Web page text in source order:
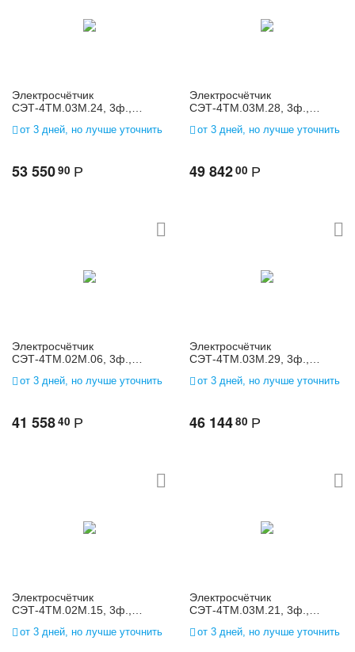
Электросчётчик
СЭТ-4ТМ.03М.24, 3ф.,
230)/(208-400), 1(2)
от 3 дней, но лучше уточнить
53 55090 Р
Электросчётчик
СЭТ-4ТМ.03М.28, 3ф.,
230)/(208-400), 1(2)
от 3 дней, но лучше уточнить
49 84200 Р
Электросчётчик
СЭТ-4ТМ.02М.06, 3ф.,
115)/(100-200), 5(10)
от 3 дней, но лучше уточнить
41 55840 Р
Электросчётчик
СЭТ-4ТМ.03М.29, 3ф.,
230)/(208-400), 1(2)
от 3 дней, но лучше уточнить
46 14480 Р
Электросчётчик
СЭТ-4ТМ.02М.15, 3ф.,
230)/(208-400), 5(10)
от 3 дней, но лучше уточнить
Электросчётчик
СЭТ-4ТМ.03М.21, 3ф.,
115)/(100-200), 1(2)
от 3 дней, но лучше уточнить